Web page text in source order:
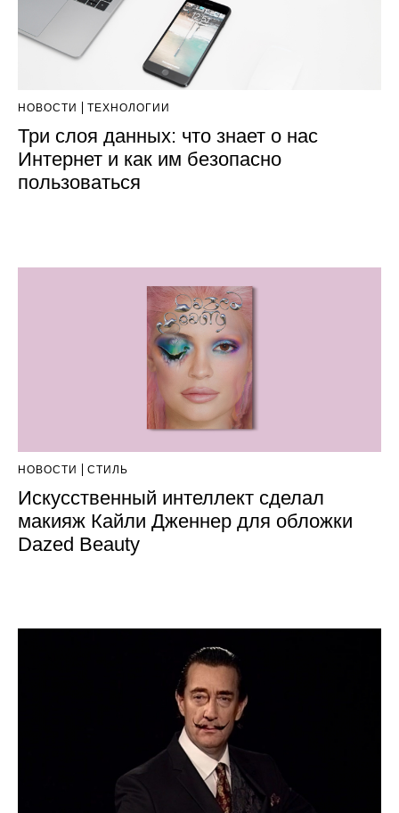
НОВОСТИ ТЕХНОЛОГИИ
Три слоя данных: что знает о нас
Интернет и как им безопасно
пользоваться
НОВОСТИ СТИЛЬ
Искусственный интеллект сделал
макияж Кайли Дженнер для обложки
Dazed Beauty